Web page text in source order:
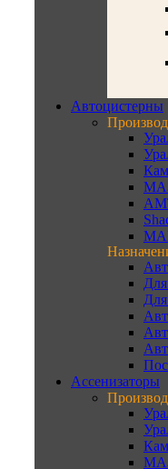
Автоцистерны
Ассенизаторы